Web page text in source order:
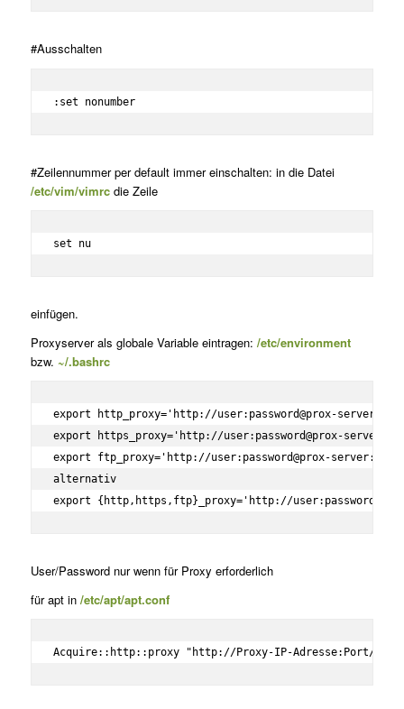
#Ausschalten
:set nonumber
#Zeilennummer per default immer einschalten: in die Datei
/etc/vim/vimrcdie Zeile
set nu
einfügen.
Proxyserver als globale Variable eintragen: /etc/environment
bzw. ~/.bashrc
export http_proxy='http://user:password@prox-
export https_proxy='http://user:password@prox-
export ftp_proxy='http://user:password@prox-
alternativ
export {http,https,ftp}_proxy='http://
User/Password nur wenn für Proxy erforderlich
für apt in /etc/apt/apt.conf
Acquire::http::proxy "http://Proxy-IP-Adresse:Port/";